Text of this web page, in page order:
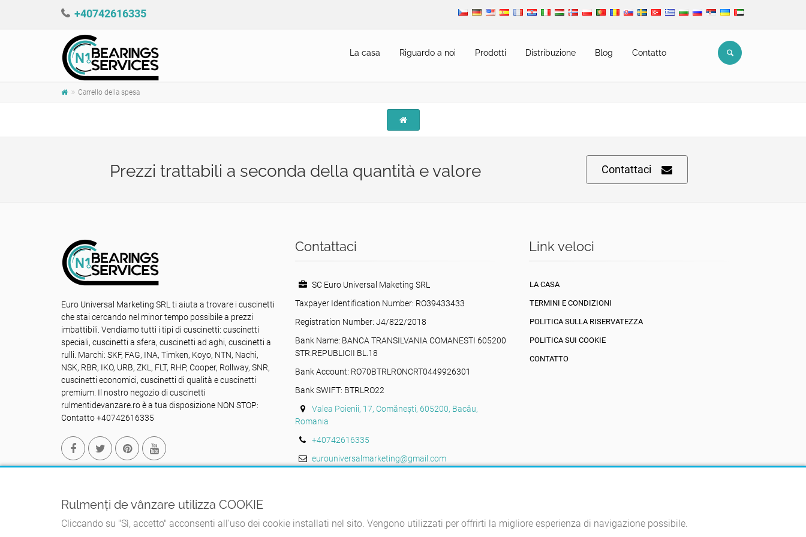
+40742616335
La casa Riguardo a noi Prodotti Distribuzione Blog Contatto
Carrello della spesa
Prezzi trattabili a seconda della quantità e valore Contattaci
Euro Universal Marketing SRL ti aiuta a trovare i cuscinetti
che stai cercando nel minor tempo possibile a prezzi
imbattibili. Vendiamo tutti i tipi di cuscinetti: cuscinetti
speciali, cuscinetti a sfera, cuscinetti ad aghi, cuscinetti a
rulli. Marchi: SKF, FAG, INA, Timken, Koyo, NTN, Nachi,
NSK, RBR, IKO, URB, ZKL, FLT, RHP, Cooper, Rollway, SNR,
cuscinetti economici, cuscinetti di qualità e cuscinetti
premium. Il nostro negozio di cuscinetti
rulmentidevanzare.ro è a tua disposizione NON STOP:
Contatto +40742616335
Contattaci
SC Euro Universal Maketing SRL
Taxpayer Identification Number: RO39433433
Registration Number: J4/822/2018
Bank Name: BANCA TRANSILVANIA COMANESTI 605200
STR.REPUBLICII BL.18
Bank Account: RO70BTRLRONCRT0449926301
Bank SWIFT: BTRLRO22
Valea Poienii, 17, Comănești, 605200, Bacău,
Romania
+40742616335
eurouniversalmarketing@gmail.com
Link veloci
LA CASA
TERMINI E CONDIZIONI
POLITICA SULLA RISERVATEZZA
POLITICA SUI COOKIE
CONTATTO
Rulmenți de vânzare utilizza COOKIE
Cliccando su "Sì, accetto" acconsenti all'uso dei cookie installati nel sito. Vengono utilizzati per offrirti la migliore esperienza di navigazione possibile.